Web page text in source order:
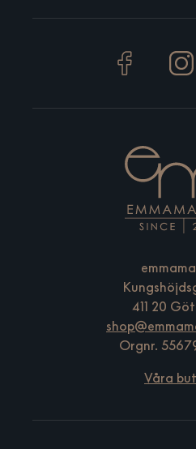
411 20
Orgnr.
Våra